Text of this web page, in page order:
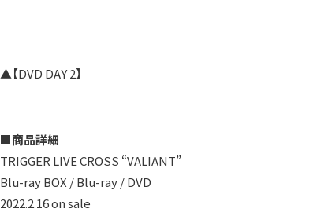
▲【DVD DAY 2】
■商品詳細
TRIGGER LIVE CROSS “VALIANT”
Blu-ray BOX / Blu-ray / DVD
2022.2.16 on sale